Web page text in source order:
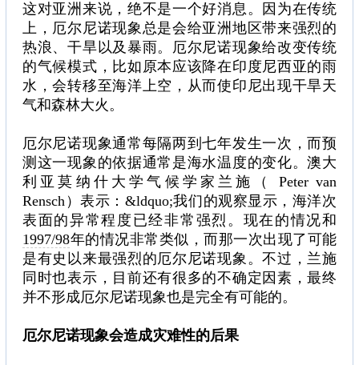
这对亚洲来说，绝不是一个好消息。因为在传统
上，厄尔尼诺现象总是会给亚洲地区带来强烈的
热浪、干旱以及暴雨。厄尔尼诺现象给改变传统
的气候模式，比如原本应该降在印度尼西亚的雨
水，会转移至海洋上空，从而使印尼出现干旱天
气和森林大火。
厄尔尼诺现象通常每隔两到七年发生一次，而预
测这一现象的依据通常是海水温度的变化。澳大
利亚莫纳什大学气候学家兰施（ Peter van
Rensch）表示：&ldquo;我们的观察显示，海洋次
表面的异常程度已经非常强烈。现在的情况和
1997/98年的情况非常类似，而那一次出现了可能
是有史以来最强烈的厄尔尼诺现象。不过，兰施
同时也表示，目前还有很多的不确定因素，最终
并不形成厄尔尼诺现象也是完全有可能的。
厄尔尼诺现象会造成灾难性的后果